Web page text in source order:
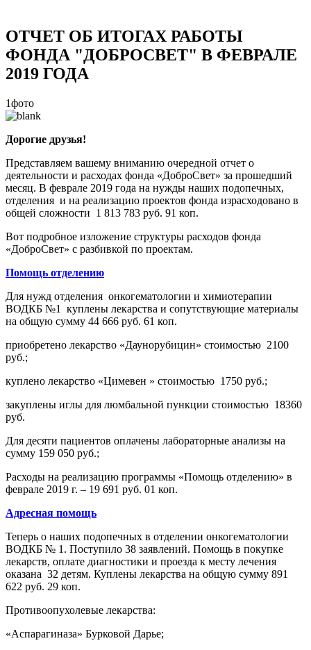
ОТЧЕТ ОБ ИТОГАХ РАБОТЫ
ФОНДА "ДОБРОСВЕТ" В ФЕВРАЛЕ
2019 ГОДА
1фото
Дорогие друзья!
Представляем вашему вниманию очередной отчет о
деятельности и расходах фонда «ДоброСвет» за прошедший
месяц. В феврале 2019 года на нужды наших подопечных,
отделения и на реализацию проектов фонда израсходовано в
общей сложности 1 813 783 руб. 91 коп.
Вот подробное изложение структуры расходов фонда
«ДоброСвет» с разбивкой по проектам.
Помощь отделению
Для нужд отделения онкогематологии и химиотерапии
ВОДКБ №1 куплены лекарства и сопутствующие материалы
на общую сумму 44 666 руб. 61 коп.
приобретено лекарство «Даунорубицин» стоимостью 2100
руб.;
куплено лекарство «Цимевен » стоимостью 1750 руб.;
закуплены иглы для люмбальной пункции стоимостью 18360
руб.
Для десяти пациентов оплачены лабораторные анализы на
сумму 159 050 руб.;
Расходы на реализацию программы «Помощь отделению» в
феврале 2019 г. – 19 691 руб. 01 коп.
Адресная помощь
Теперь о наших подопечных в отделении онкогематологии
ВОДКБ № 1. Поступило 38 заявлений. Помощь в покупке
лекарств, оплате диагностики и проезда к месту лечения
оказана 32 детям. Куплены лекарства на общую сумму 891
622 руб. 29 коп.
Противоопухолевые лекарства:
«Аспарагиназа» Бурковой Дарье;